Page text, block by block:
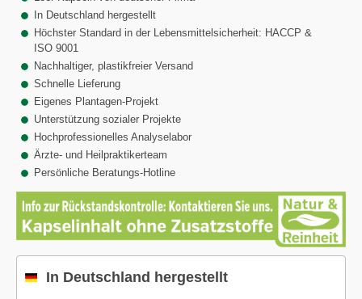
In Deutschland hergestellt
Höchster Standard in der Lebensmittelsicherheit: HACCP &
ISO 9001
Nachhaltiger, plastikfreier Versand
Schnelle Lieferung
Eigenes Plantagen-Projekt
Unterstützung sozialer Projekte
Hochprofessionelles Analyselabor
Ärzte- und Heilpraktikerteam
Persönliche Beratungs-Hotline
In Deutschland hergestellt